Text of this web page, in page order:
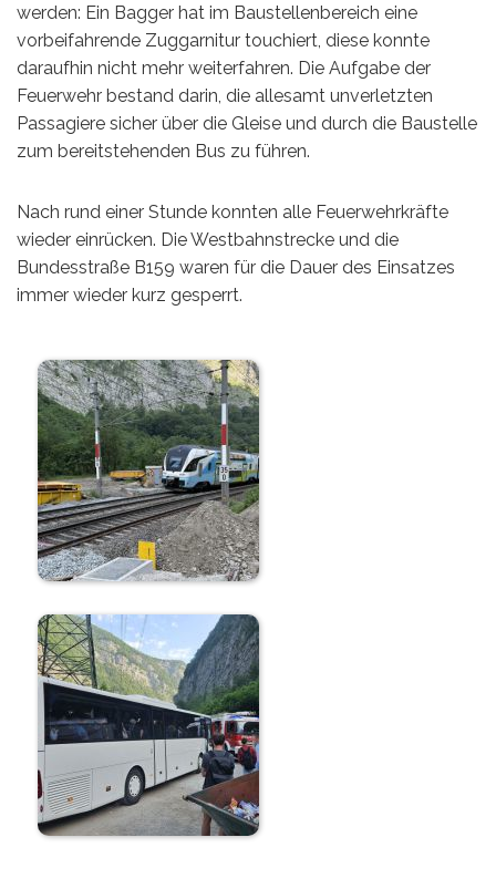
werden: Ein Bagger hat im Baustellenbereich eine
vorbeifahrende Zuggarnitur touchiert, diese konnte
daraufhin nicht mehr weiterfahren. Die Aufgabe der
Feuerwehr bestand darin, die allesamt unverletzten
Passagiere sicher über die Gleise und durch die Baustelle
zum bereitstehenden Bus zu führen.
Nach rund einer Stunde konnten alle Feuerwehrkräfte
wieder einrücken. Die Westbahnstrecke und die
Bundesstraße B159 waren für die Dauer des Einsatzes
immer wieder kurz gesperrt.